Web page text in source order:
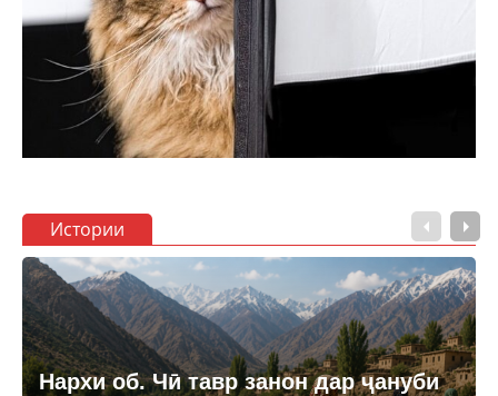
Истории
Нархи об. Чӣ тавр занон дар ҷануби